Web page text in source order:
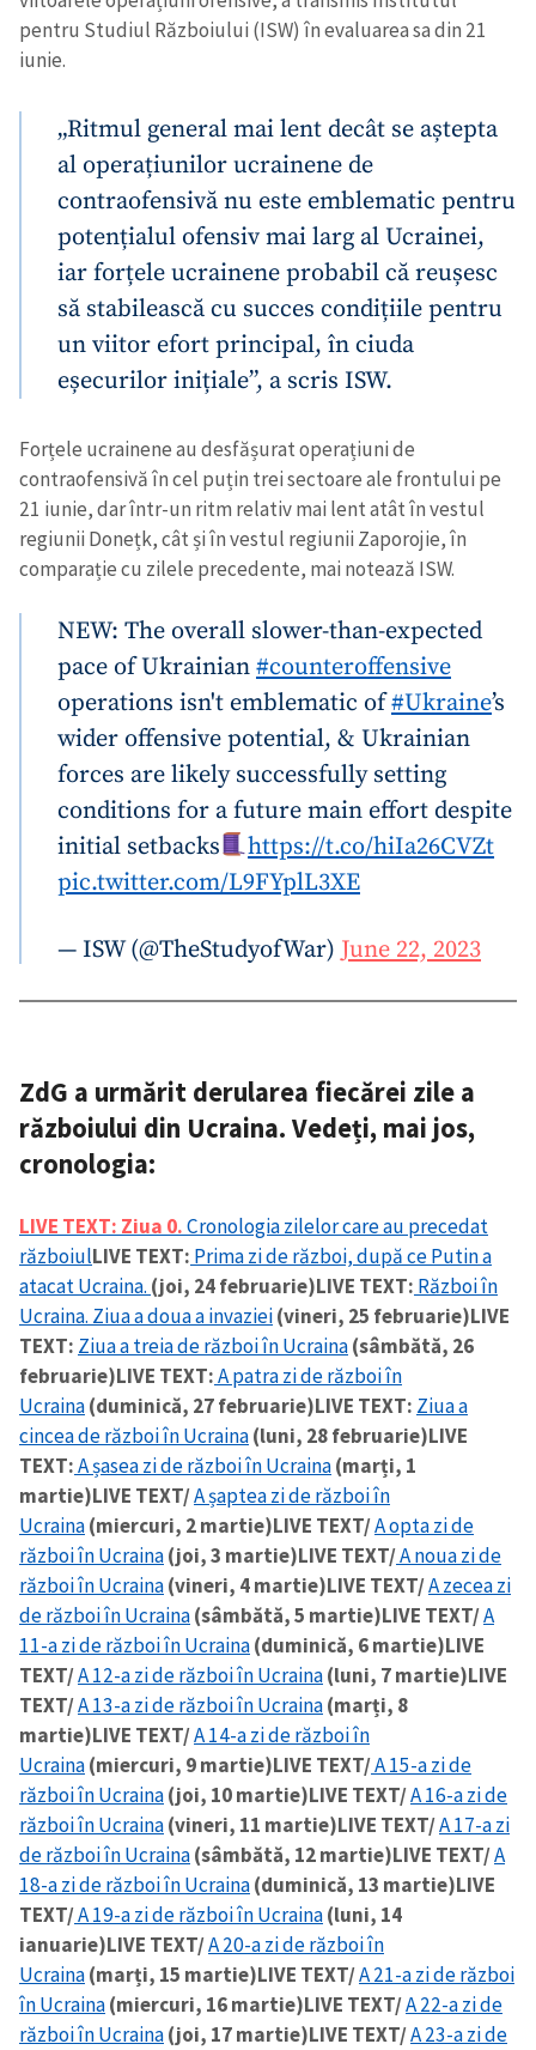
pentru Studiul Războiului (ISW) în evaluarea sa din 21
iunie.
„Ritmul general mai lent decât se aștepta
al operațiunilor ucrainene de
contraofensivă nu este emblematic pentru
potențialul ofensiv mai larg al Ucrainei,
iar forțele ucrainene probabil că reușesc
să stabilească cu succes condițiile pentru
un viitor efort principal, în ciuda
eșecurilor inițiale”, a scris ISW.
Forțele ucrainene au desfășurat operațiuni de
contraofensivă în cel puțin trei sectoare ale frontului pe
21 iunie, dar într-un ritm relativ mai lent atât în vestul
regiunii Donețk, cât și în vestul regiunii Zaporojie, în
comparație cu zilele precedente, mai notează ISW.
NEW: The overall slower-than-expected
pace of Ukrainian#counteroffensive
operations isn't emblematic of#Ukraine’s
wider offensive potential, & Ukrainian
forces are likely successfully setting
conditions for a future main effort despite
initial setbacks
https://t.co/hiIa26CVZt
pic.twitter.com/L9FYplL3XE
— ISW (@TheStudyofWar) June 22, 2023
ZdG a urmărit derularea fiecărei zile a
războiului din Ucraina. Vedeți, mai jos,
cronologia:
LIVE TEXT: Ziua 0.Cronologia zilelor care au precedat
războiulLIVE TEXT: Prima zi de război, după ce Putin a
atacat Ucraina. (joi, 24 februarie)LIVE TEXT: Război în
Ucraina. Ziua a doua a invaziei(vineri, 25 februarie)LIVE
TEXT: Ziua a treia de război în Ucraina(sâmbătă, 26
februarie)LIVE TEXT:A patra zi de război în
Ucraina(duminică, 27 februarie)LIVE TEXT: Ziua a
cincea de război în Ucraina(luni, 28 februarie)LIVE
TEXT:A șasea zi de război în Ucraina(marți, 1
martie)LIVE TEXT/A șaptea zi de război în
Ucraina(miercuri, 2 martie)LIVE TEXT/A opta zi de
război în Ucraina(joi, 3 martie)LIVE TEXT/A noua zi de
război în Ucraina(vineri, 4 martie)LIVE TEXT/A zecea zi
de război în Ucraina(sâmbătă, 5 martie)LIVE TEXT/A
11-a zi de război în Ucraina(duminică, 6 martie)LIVE
TEXT/A 12-a zi de război în Ucraina(luni, 7 martie)LIVE
TEXT/A 13-a zi de război în Ucraina(marți, 8
martie)LIVE TEXT/A 14-a zi de război în
Ucraina(miercuri, 9 martie)LIVE TEXT/A 15-a zi de
război în Ucraina(joi, 10 martie)LIVE TEXT/A 16-a zi de
război în Ucraina(vineri, 11 martie)LIVE TEXT/A 17-a zi
de război în Ucraina(sâmbătă, 12 martie)LIVE TEXT/A
18-a zi de război în Ucraina(duminică, 13 martie)LIVE
TEXT/A 19-a zi de război în Ucraina(luni, 14
ianuarie)LIVE TEXT/A 20-a zi de război în
Ucraina(marți, 15 martie)LIVE TEXT/A 21-a zi de război
în Ucraina(miercuri, 16 martie)LIVE TEXT/A 22-a zi de
război în Ucraina(joi, 17 martie)LIVE TEXT/A 23-a zi de